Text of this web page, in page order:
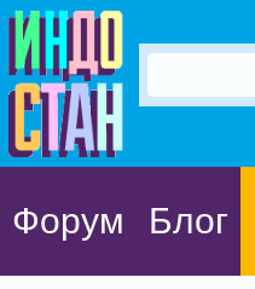
Форум Блог